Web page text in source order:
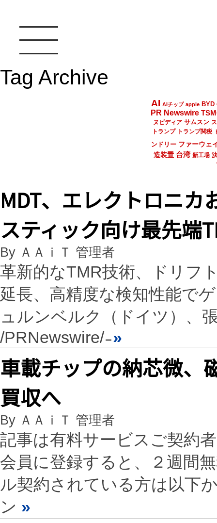
Tag Archive
AI AIチップ apple BYD
PR Newswire
ヌビディア サムスン
トランプ
トランプ関税
ンドリー ファーウェ
造装置 台湾 新工場
MDT、エレクトロニカ
スティック向け最先端
By ＡＡｉＴ 管理者
革新的なTMR技術、ドリフ
延長、高精度な検知性能で
ュルンベルク（ドイツ）、
/PRNewswire/ ̵»
車載チップの納芯微、
買収へ
By ＡＡｉＴ 管理者
記事は有料サービスご契約
会員に登録すると、２週間
ル契約されている方は以下
ン »